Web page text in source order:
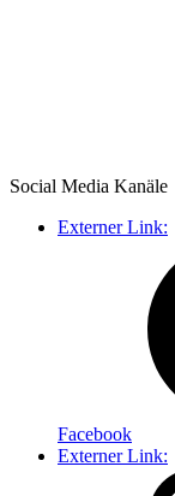
Social Media Kanäle
Externer Link:
Facebook
Externer Link: